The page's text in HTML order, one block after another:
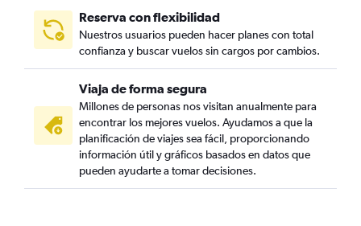
Reserva con flexibilidad
Nuestros usuarios pueden hacer planes con total
confianza y buscar vuelos sin cargos por cambios.
Viaja de forma segura
Millones de personas nos visitan anualmente para
encontrar los mejores vuelos. Ayudamos a que la
planificación de viajes sea fácil, proporcionando
información útil y gráficos basados en datos que
pueden ayudarte a tomar decisiones.